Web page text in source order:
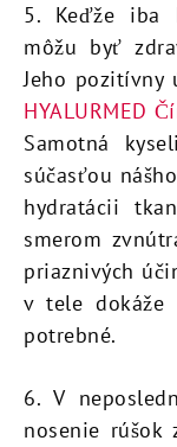
5. Keďže iba
môžu byť
Jeho pozitívny
HYALURMED
Samotná
súčasťou
hydratácii
smerom
priaznivých
v tele
potrebné.
6. V
nosenie